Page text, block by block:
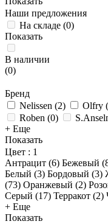
Наши предложения
На складе (0)
Показать
В наличии
(0)
Бренд
Nelissen (2) Olfry (
Roben (0)
+ Еще
Показать
Цвет : 1
Антрацит (6) Бежевый (
Белый (3) Бордовый (3)
(73) Оранжевый (2)
Серый (17) Терракот (2)
+ Еще
Показать